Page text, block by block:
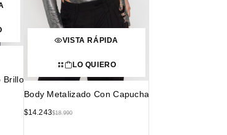
Brillo
VISTA RÁPIDA
LO QUIERO
Body Metalizado Con Capucha
$18.990
$14.243